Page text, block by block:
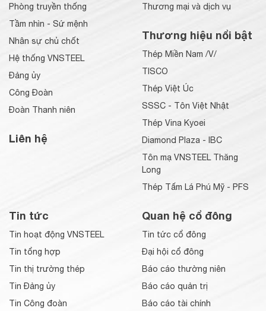
Phòng truyền thống
Tầm nhìn - Sứ mệnh
Nhân sự chủ chốt
Hệ thống VNSTEEL
Đảng ủy
Công Đoàn
Đoàn Thanh niên
Liên hệ
Thương mại và dịch vụ
Thương hiệu nổi bật
Thép Miền Nam /V/
TISCO
Thép Việt Úc
SSSC - Tôn Việt Nhật
Thép Vina Kyoei
Diamond Plaza - IBC
Tôn mạ VNSTEEL Thăng
Long
Thép Tấm Lá Phú Mỹ - PFS
Tin tức
Tin hoạt động VNSTEEL
Tin tổng hợp
Tin thị trường thép
Tin Đảng ủy
Tin Công đoàn
Quan hệ cổ đông
Tin tức cổ đông
Đại hội cổ đông
Báo cáo thường niên
Báo cáo quản trị
Báo cáo tài chính